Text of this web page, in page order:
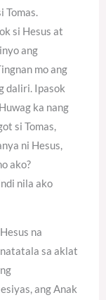
Tomas.
si Hesus at
ang
mo ang
daliri. Ipasok
ka nang
si Tomas,
ni Hesus,
ako?
nila ako
na
sa aklat
ang Anak